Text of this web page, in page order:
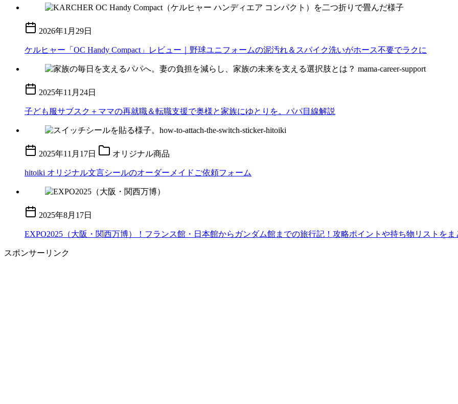
2026年1月29日
ケルヒャー「OC Handy Compact」レビュー｜野球ユニフォームの泥汚れ＆スパイク洗いがホース不要でラクに
2025年11月24日
子ども服サブスク＋ママの再就職＆転職支援で奥様と家族にゆとりを。パパ目線解説
2025年11月17日 オリジナル商品
hitoiki オリジナル文言シールのオーダーメイドご依頼フォーム
2025年8月17日
EXPO2025（大阪・関西万博）！フランス館・日本館からガンダム館までの旅行記！攻略ポイントや持ち物リストをま
スポンサーリンク